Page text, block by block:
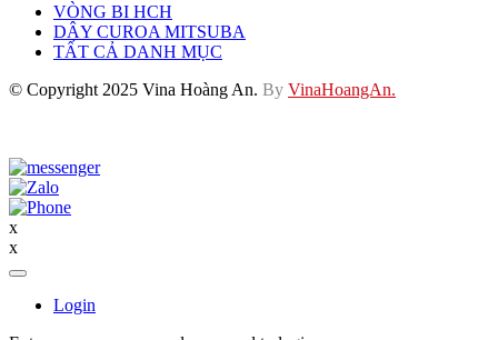
VÒNG BI HCH
DÂY CUROA MITSUBA
TẤT CẢ DANH MỤC
© Copyright 2025 Vina Hoàng An. By VinaHoangAn.
x
x
Login